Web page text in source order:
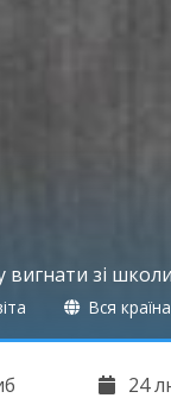
зі
Вся країна
24